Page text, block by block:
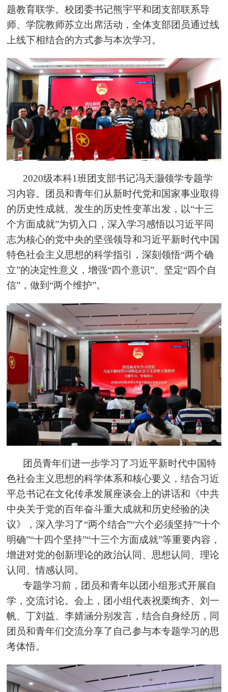
题教育联学。校团委书记熊宇平和团支部联系导
师、学院教师苏立出席活动，全体支部团员通过线
上线下相结合的方式参与本次学习。
2020级本科1班团支部书记冯天灏领学专题学
习内容。团员和青年们从新时代党和国家事业取得
的历史性成就、发生的历史性变革出发，以“十三
个方面成就”为切入口，深入学习感悟以习近平同
志为核心的党中央的坚强领导和习近平新时代中国
特色社会主义思想的科学指引，深刻领悟“两个确
立”的决定性意义，增强“四个意识”、坚定“四个自
信”，做到“两个维护”。
团员青年们进一步学习了习近平新时代中国特
色社会主义思想的科学体系和核心要义，结合习近
平总书记在文化传承发展座谈会上的讲话和《中共
中央关于党的百年奋斗重大成就和历史经验的决
议》，深入学习了“两个结合”“六个必须坚持”“十个
明确”“十四个坚持”“十三个方面成就”等重要内容，
增进对党的创新理论的政治认同、思想认同、理论
认同、情感认同。
专题学习前，团员和青年以团小组形式开展自
学，交流讨论。会上，团小组代表祝栗绚齐、刘一
帆、丁刘益、李婧涵分别发言，结合自身经历，同
团员和青年们交流分享了自己参与本专题学习的思
考体悟。